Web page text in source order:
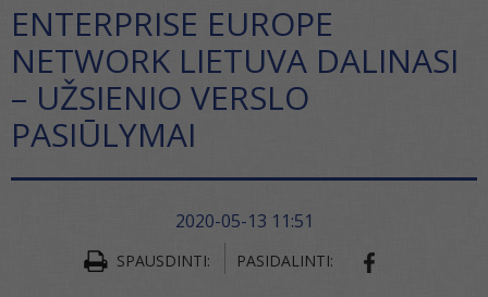
ENTERPRISE EUROPE
NETWORK LIETUVA DALINASI
– UŽSIENIO VERSLO
PASIŪLYMAI
2020-05-13 11:51
SPAUSDINTI: PASIDALINTI: